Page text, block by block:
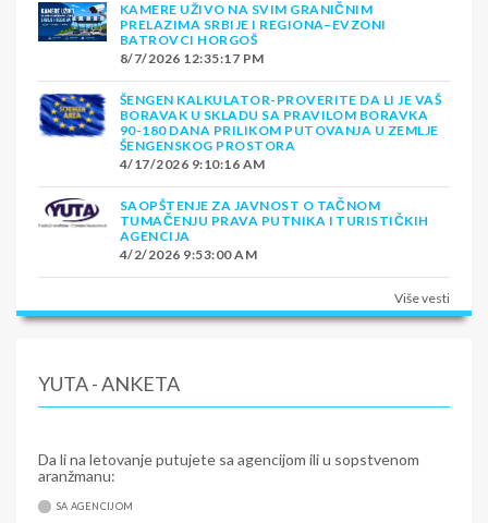
KAMERE UŽIVO NA SVIM GRANIČNIM
PRELAZIMA SRBIJE I REGIONA–EVZONI
BATROVCI HORGOŠ
8/7/2026 12:35:17 PM
ŠENGEN KALKULATOR-PROVERITE DA LI JE VAŠ
BORAVAK U SKLADU SA PRAVILOM BORAVKA
90-180 DANA PRILIKOM PUTOVANJA U ZEMLJE
ŠENGENSKOG PROSTORA
4/17/2026 9:10:16 AM
SAOPŠTENJE ZA JAVNOST O TAČNOM
TUMAČENJU PRAVA PUTNIKA I TURISTIČKIH
AGENCIJA
4/2/2026 9:53:00 AM
Više vesti
YUTA - ANKETA
Da li na letovanje putujete sa agencijom ili u sopstvenom
aranžmanu:
SA AGENCIJOM